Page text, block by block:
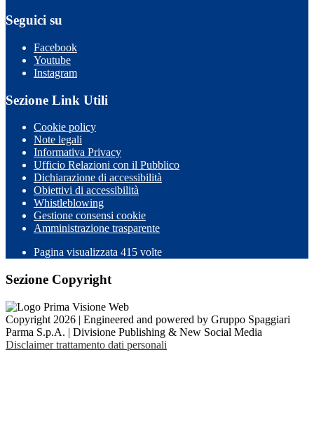
Seguici su
Facebook
Youtube
Instagram
Sezione Link Utili
Cookie policy
Note legali
Informativa Privacy
Ufficio Relazioni con il Pubblico
Dichiarazione di accessibilità
Obiettivi di accessibilità
Whistleblowing
Gestione consensi cookie
Amministrazione trasparente
Pagina visualizzata 415 volte
Sezione Copyright
Copyright 2026 | Engineered and powered by Gruppo Spaggiari
Parma S.p.A. | Divisione Publishing & New Social Media
Disclaimer trattamento dati personali